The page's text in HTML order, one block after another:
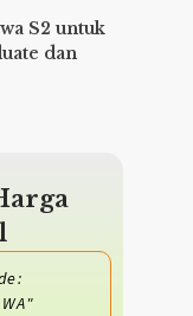
S2 untuk
dan